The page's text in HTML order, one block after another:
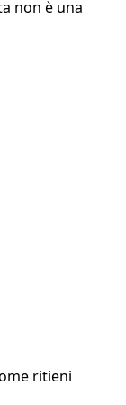
non è una
ritieni